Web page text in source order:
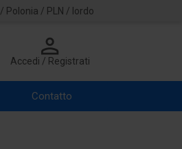
/ Polonia / PLN / lordo
Accedi / Registrati
Contatto